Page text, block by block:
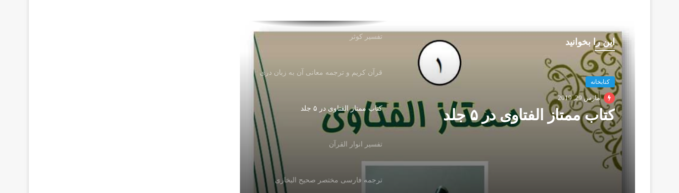
این را بخوانید
کتابخانه
مارس 29, 2019
كتاب ممتاز الفتاوى در ۵ جلد
تفسیر کوثر
قرآن کریم و ترجمه معانی آن به زبان دری
كتاب ممتاز الفتاوى در ۵ جلد
تفسیر انوار القرآن
ترجمه فارسی مختصر صحیح البخاری